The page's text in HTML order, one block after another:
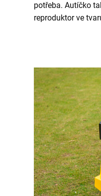
potřeba. Autíčko
reproduktor ve